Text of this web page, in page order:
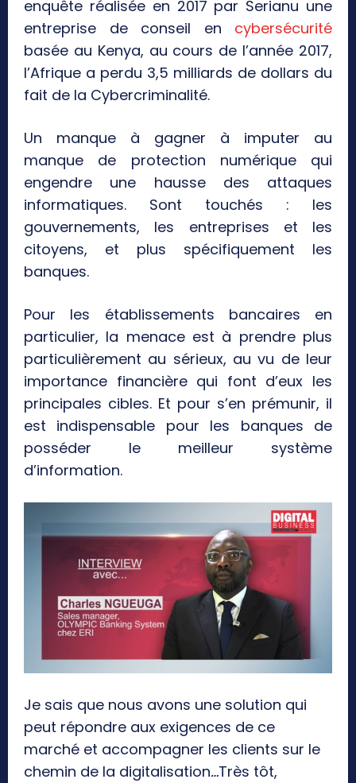
enquête réalisée en 2017 par Serianu une
entreprise de conseil en cybersécurité
basée au Kenya, au cours de l’année 2017,
l’Afrique a perdu 3,5 milliards de dollars du
fait de la Cybercriminalité.
Un manque à gagner à imputer au
manque de protection numérique qui
engendre une hausse des attaques
informatiques. Sont touchés : les
gouvernements, les entreprises et les
citoyens, et plus spécifiquement les
banques.
Pour les établissements bancaires en
particulier, la menace est à prendre plus
particulièrement au sérieux, au vu de leur
importance financière qui font d’eux les
principales cibles. Et pour s’en prémunir, il
est indispensable pour les banques de
posséder le meilleur système
d’information.
Je sais que nous avons une solution qui
peut répondre aux exigences de ce
marché et accompagner les clients sur le
chemin de la digitalisation…Très tôt,